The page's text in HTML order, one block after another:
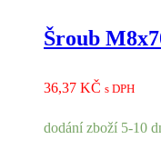
Šroub
36,37 KČ s DPH
dodání zboží 5-10